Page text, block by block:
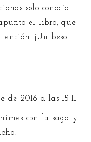
solo conocía
el libro, que
¡Un beso!
de 2016 a las 15:11
con la saga y